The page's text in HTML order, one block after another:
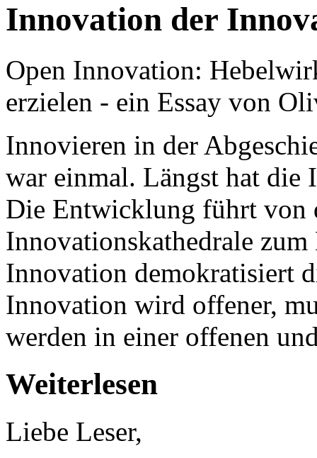
Innovation der
Open Innovation:
erzielen - ein Essay von
Innovieren in der
war einmal. Längst hat die
Die Entwicklung führt von
Innovationskathedrale zum
Innovation demokratisiert
Innovation wird offener,
werden in einer offenen
Weiterlesen
Liebe Leser,